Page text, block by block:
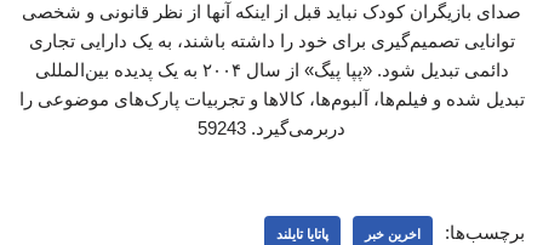
صدای بازیگران کودک نباید قبل از اینکه آنها از نظر قانونی و شخصی
توانایی تصمیم‌گیری برای خود را داشته باشند، به یک دارایی تجاری
دائمی تبدیل شود. «پپا پیگ» از سال ۲۰۰۴ به یک پدیده بین‌المللی
تبدیل شده و فیلم‌ها، آلبوم‌ها، کالاها و تجربیات پارک‌های موضوعی را
دربرمی‌گیرد. 59243
برچسب‌ها: اخرین خبر پاتایا تایلند